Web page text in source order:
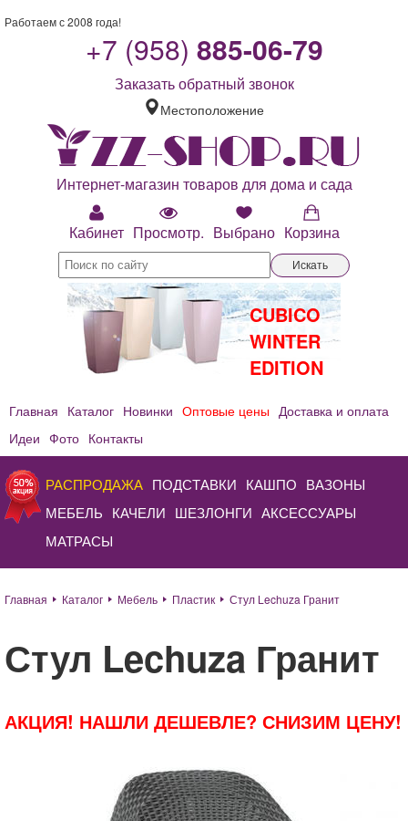
Работаем с 2008 года!
+7 (958) 885-06-79
Заказать обратный звонок
Местоположение
Интернет-магазин товаров для дома и сада
Кабинет Просмотр. Выбрано Корзина
Искать
CUBICO
WINTER
EDITION
Главная Каталог Новинки Оптовые цены Доставка и оплата
Идеи Фото Контакты
РАСПРОДАЖА ПОДСТАВКИ КАШПО ВАЗОНЫ
МЕБЕЛЬ КАЧЕЛИ ШЕЗЛОНГИ АКСЕССУАРЫ
МАТРАСЫ
Главная Каталог Мебель Пластик Стул Lechuza Гранит
Стул Lechuza Гранит
АКЦИЯ! НАШЛИ ДЕШЕВЛЕ? СНИЗИМ ЦЕНУ!